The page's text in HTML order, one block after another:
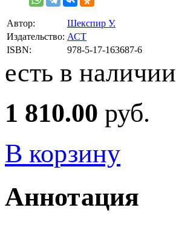
Автор:
Шекспир У.
Издательство: АСТ
ISBN:
978-5-17-163687-6
есть в наличии
1 810.00 руб.
В корзину
Аннотация